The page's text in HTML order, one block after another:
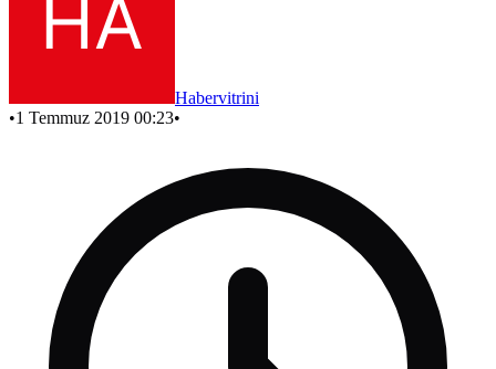
Habervitrini
•1 Temmuz 2019 00:23•